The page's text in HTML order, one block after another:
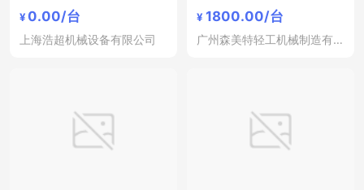
管口服液灌装轧盖机
¥ 0.00/台
上海浩超机械设备有限公司
塑料玻璃瓶铝箔封口
¥ 1800.00/台
广州森美特轻工机械制造有限公司